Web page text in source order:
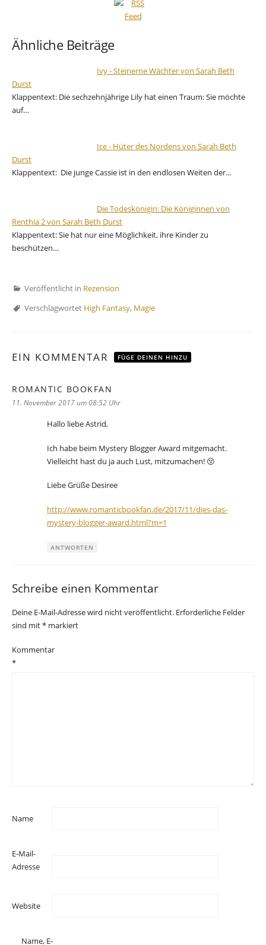
Ähnliche Beiträge
Ivy - Steinerne Wächter von Sarah Beth
Durst
Klappentext: Die sechzehnjährige Lily hat einen Traum: Sie möchte
auf…
Ice - Hüter des Nordens von Sarah Beth
Durst
Klappentext: Die junge Cassie ist in den endlosen Weiten der…
Die Todeskönigin: Die Königinnen von
Renthia 2 von Sarah Beth Durst
Klappentext: Sie hat nur eine Möglichkeit, ihre Kinder zu
beschützen…
Veröffentlicht in Rezension
Verschlagwortet High Fantasy, Magie
EIN KOMMENTAR FÜGE DEINEN HINZU
ROMANTIC BOOKFAN
11. November 2017 um 08:52 Uhr
Hallo liebe Astrid,
Ich habe beim Mystery Blogger Award mitgemacht.
Vielleicht hast du ja auch Lust, mitzumachen! 😚
Liebe Grüße Desiree
http://www.romanticbookfan.de/2017/11/dies-das-
mystery-blogger-award.html?m=1
ANTWORTEN
Schreibe einen Kommentar
Deine E-Mail-Adresse wird nicht veröffentlicht. Erforderliche Felder
sind mit* markiert
Kommentar
*
Name
E-Mail-
Adresse
Website
Name, E-